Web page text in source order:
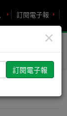
訂閱電子報
Toggle
×